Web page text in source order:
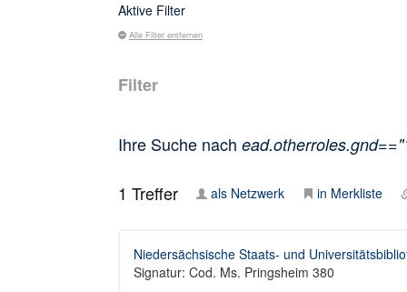
Aktive Filter
Alle Filter entfernen
Filter
Ihre Suche nach
1 Treffer als Netzwerk in Merkliste
Niedersächsische Staats- und
Signatur: Cod. Ms. Pringsheim 380